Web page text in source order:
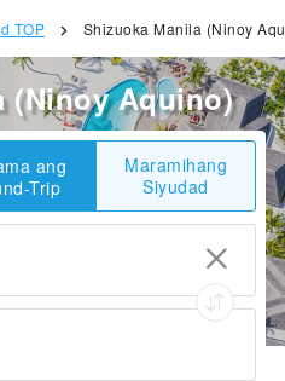
TOP Shizuoka Manila (Ninoy
(Ninoy Aquino)
ang
Trip
Maramihang
Siyudad